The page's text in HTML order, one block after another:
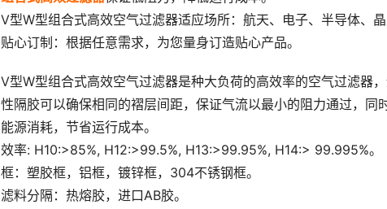
V型W型组合式高效空气过滤器适应场所：航天、电子、半导体、
贴心订制：根据任意需求，为您量身订造贴心产品。
V型W型组合式高效空气过滤器是种大负荷的高效率的空气过滤器
性隔胶可以确保相同的褶层间距，保证气流以最小的阻力通过，同
能源消耗，节省运行成本。
效率: H10:>85%, H12:>99.5%, H13:>99.95%, H14:> 99.995%。
框：塑胶框，铝框，镀锌框，304不锈钢框。
滤料分隔：热熔胶，进口AB胶。